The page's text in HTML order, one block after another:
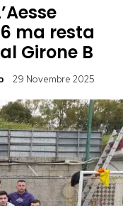
ma resta
Girone B
29 Novembre 2025